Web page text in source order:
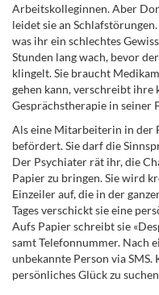
Arbeitskolleginnen. Aber
leidet sie an
was ihr ein schlechtes
Stunden lang wach, bevor
klingelt. Sie braucht
gehen kann, verschreibt ihre
Gesprächstherapie in seiner
Als eine Mitarbeiterin in der
befördert. Sie darf die
Der Psychiater rät ihr, die
Papier zu bringen. Sie wird
Einzeiler auf, die in der
Tages verschickt sie eine
Aufs Papier schreibt sie
samt Telefonnummer. Nach
unbekannte Person via
persönliches Glück zu